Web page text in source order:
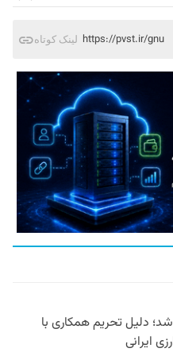
لینک کوتاه https://pvst.ir/gnu
شد؛ دلیل تحریم همکاری با
ایرانی